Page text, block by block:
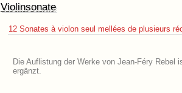
Violinsonate
12 Sonates à violon seul mellées de plusieurs
Die Auflistung der Werke von Jean-Féry
ergänzt.